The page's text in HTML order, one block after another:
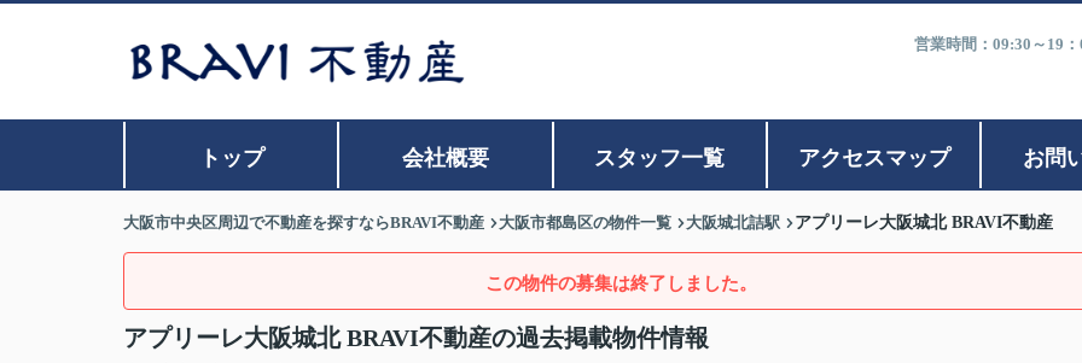
営業時間：09:30～19
トップ 会社概要 スタッフ一覧 アクセスマップ お問
大阪市中央区周辺で不動産を探すならBRAVI不動産 大阪市都島区の物件一覧 大阪城北詰駅 アプリーレ大阪城北 BRAVI不動産
この物件の募集は終了しました。
アプリーレ大阪城北 BRAVI不動産の過去掲載物件情報